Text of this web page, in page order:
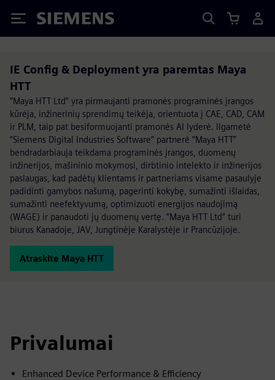
Siemens
IE Config & Deployment yra paremtas Maya
HTT
“Maya HTT Ltd” yra pirmaujanti pramonės programinės įrangos
kūrėja, inžinerinių sprendimų teikėja, orientuota į CAE, CAD, CAM
ir PLM, taip pat besiformuojanti pramonės AI lyderė. Ilgametė
“Siemens Digital Industries Software” partnerė “Maya HTT”
bendradarbiauja teikdama programinės įrangos, duomenų
inžinerijos, mašininio mokymosi, dirbtinio intelekto ir inžinerijos
paslaugas, kad padėtų klientams ir partneriams visame pasaulyje
padidinti gamybos našumą, pagerinti kokybę, sumažinti išlaidas,
sumažinti neefektyvumą, optimizuoti energijos naudojimą
(WAGE) ir panaudoti jų duomenų vertę. “Maya HTT Ltd” turi
biurus Kanadoje, JAV, Jungtinėje Karalystėje ir Prancūzijoje.
Atraskite Maya HTT
Privalumai
Enhanced Device Performance & Efficiency